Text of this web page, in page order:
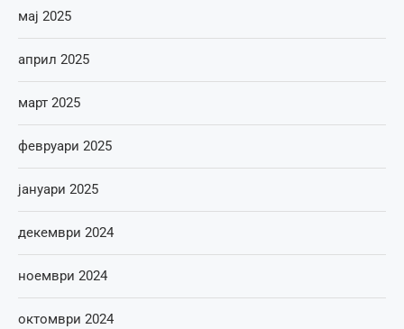
мај 2025
април 2025
март 2025
февруари 2025
јануари 2025
декември 2024
ноември 2024
октомври 2024